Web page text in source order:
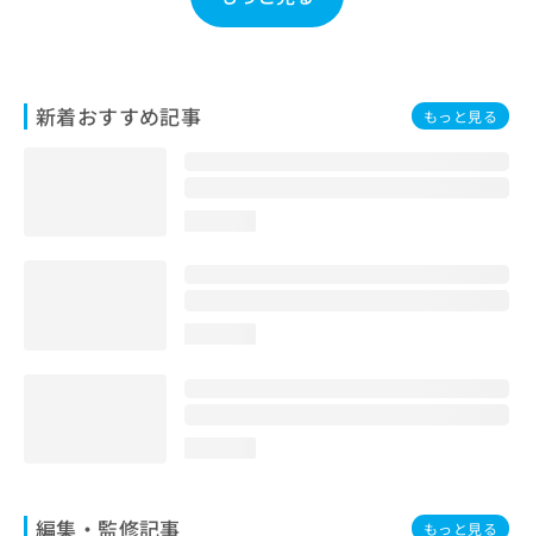
新着おすすめ記事 もっと見る
編集・監修記事 もっと見る
わ
せ